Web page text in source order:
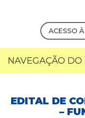
ACESSO
NAVEGAÇÃO DO
EDITAL DE
–